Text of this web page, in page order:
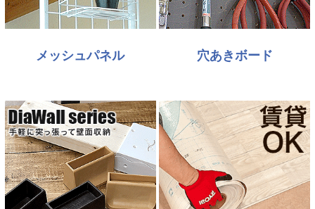
メッシュパネル 穴あきボード